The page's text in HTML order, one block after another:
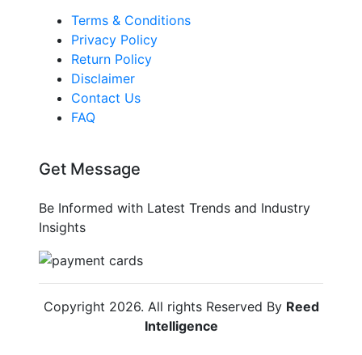
Terms & Conditions
Privacy Policy
Return Policy
Disclaimer
Contact Us
FAQ
Get Message
Be Informed with Latest Trends and Industry
Insights
Copyright 2026. All rights Reserved By Reed
Intelligence